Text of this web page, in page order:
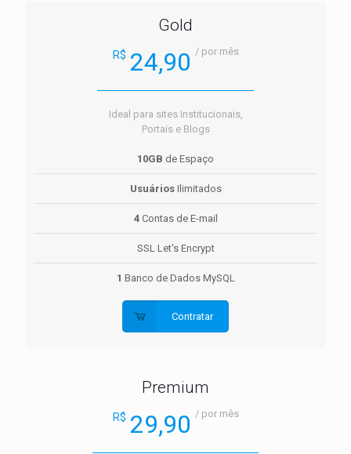
Gold
R$ 24,90 / por mês
Ideal para sites Institucionais,
Portais e Blogs
10GB de Espaço
UsuáriosIlimitados
4 Contas de E-mail
SSL Let's Encrypt
1 Banco de Dados MySQL
Contratar
Premium
R$ 29,90 / por mês